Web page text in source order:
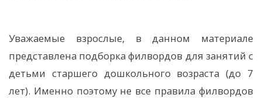
Уважаемые взрослые, в данном материале
представлена подборка филвордов для занятий с
детьми старшего дошкольного возраста (до 7
лет). Именно поэтому не все правила филвордов